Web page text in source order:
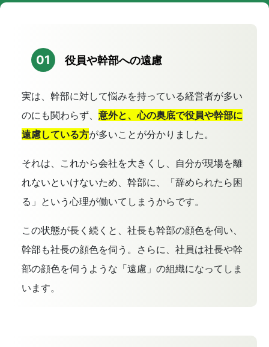
01 役員や幹部への遠慮
実は、幹部に対して悩みを持っている経営者が多い
のにも関わらず、 意外と、心の奥底で役員や幹部に
遠慮している方が多いことが分かりました。
それは、これから会社を大きくし、自分が現場を離
れないといけないため、幹部に、「辞められたら困
る」という心理が働いてしまうからです。
この状態が長く続くと、社長も幹部の顔色を伺い、
幹部も社長の顔色を伺う。さらに、社員は社長や幹
部の顔色を伺うような「遠慮」の組織になってしま
います。